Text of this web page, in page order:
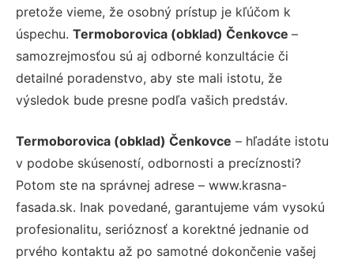
pretože vieme, že osobný prístup je kľúčom k
úspechu. Termoborovica (obklad) Čenkovce –
samozrejmosťou sú aj odborné konzultácie či
detailné poradenstvo, aby ste mali istotu, že
výsledok bude presne podľa vašich predstáv.
Termoborovica (obklad) Čenkovce – hľadáte istotu
v podobe skúseností, odbornosti a precíznosti?
Potom ste na správnej adrese – www.krasna-
fasada.sk. Inak povedané, garantujeme vám vysokú
profesionalitu, serióznosť a korektné jednanie od
prvého kontaktu až po samotné dokončenie vašej